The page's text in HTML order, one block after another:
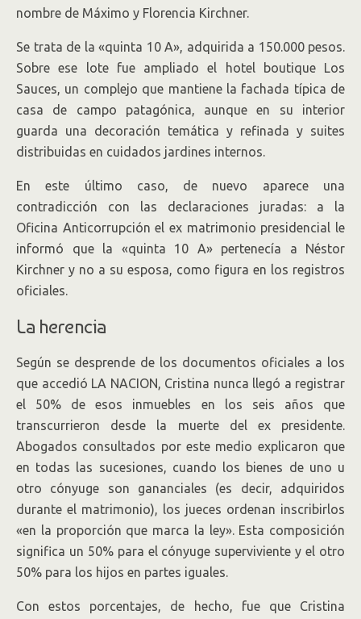
nombre de Máximo y Florencia Kirchner.
Se trata de la «quinta 10 A», adquirida a 150.000 pesos.
Sobre ese lote fue ampliado el hotel boutique Los
Sauces, un complejo que mantiene la fachada típica de
casa de campo patagónica, aunque en su interior
guarda una decoración temática y refinada y suites
distribuidas en cuidados jardines internos.
En este último caso, de nuevo aparece una
contradicción con las declaraciones juradas: a la
Oficina Anticorrupción el ex matrimonio presidencial le
informó que la «quinta 10 A» pertenecía a Néstor
Kirchner y no a su esposa, como figura en los registros
oficiales.
La herencia
Según se desprende de los documentos oficiales a los
que accedió LA NACION, Cristina nunca llegó a registrar
el 50% de esos inmuebles en los seis años que
transcurrieron desde la muerte del ex presidente.
Abogados consultados por este medio explicaron que
en todas las sucesiones, cuando los bienes de uno u
otro cónyuge son gananciales (es decir, adquiridos
durante el matrimonio), los jueces ordenan inscribirlos
«en la proporción que marca la ley». Esta composición
significa un 50% para el cónyuge superviviente y el otro
50% para los hijos en partes iguales.
Con estos porcentajes, de hecho, fue que Cristina